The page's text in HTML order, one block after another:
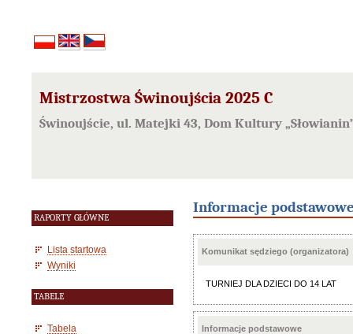
Mistrzostwa Świnoujścia 2025 C
Świnoujście, ul. Matejki 43, Dom Kultury
RAPORTY GŁÓWNE
Lista startowa
Wyniki
TABELE
Tabela
Informacje
Komunikat sędziego (organizatora)
TURNIEJ DLA DZIECI DO 14 LAT
Informacje podstawowe